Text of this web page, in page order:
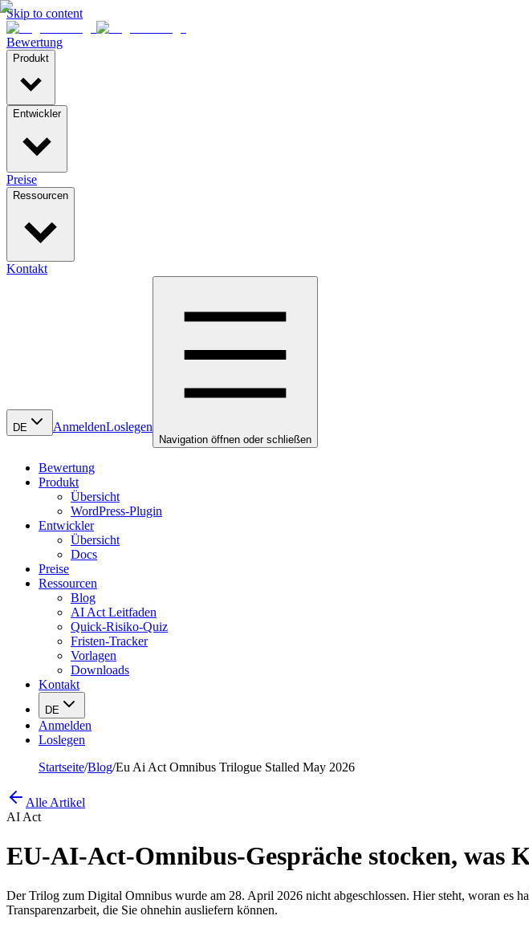
Skip to content
Bewertung
Produkt
Entwickler
Preise
Ressourcen
Kontakt
DE AnmeldenLoslegen
Navigation öffnen oder schließen
Bewertung
Produkt
Übersicht
WordPress-Plugin
Entwickler
Übersicht
Docs
Preise
Ressourcen
Blog
AI Act Leitfaden
Quick-Risiko-Quiz
Fristen-Tracker
Vorlagen
Downloads
Kontakt
DE
Anmelden
Loslegen
Startseite/Blog/Eu Ai Act Omnibus Trilogue Stalled May 2026
Alle Artikel
AI Act
EU-AI-Act-Omnibus-Gespräche stocken, was
Der Trilog zum Digital Omnibus wurde am 28. April 2026 nicht abgeschlossen. Hier steht, woran es
Transparenzarbeit, die Sie ohnehin ausliefern können.